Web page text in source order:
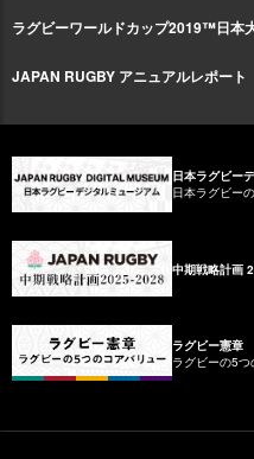
ラグビーワールドカップ2019™日本
JAPAN RUGBY アニュアルレポート
日本ラグビー
日本ラグビー
中期戦略計画
ラグビー憲章
ラグビーの5